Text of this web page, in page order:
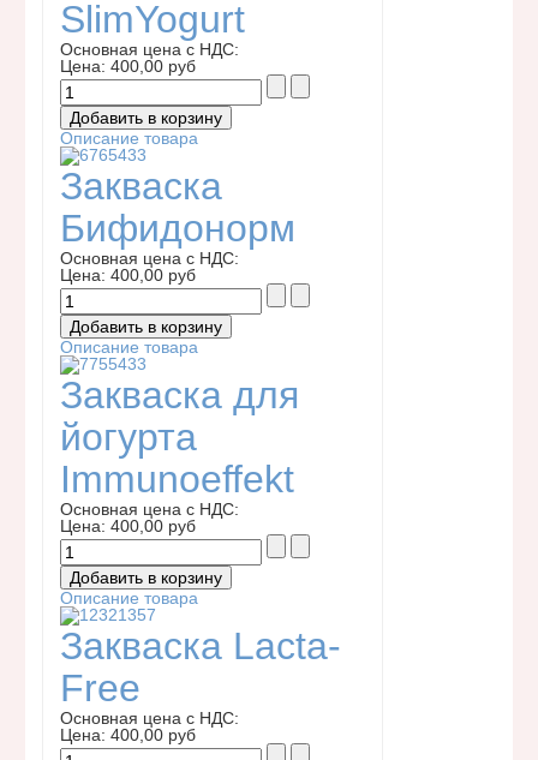
SlimYogurt
Основная цена с НДС:
Цена: 400,00 руб
Описание товара
Закваска
Бифидонорм
Основная цена с НДС:
Цена: 400,00 руб
Описание товара
Закваска для
йогурта
Immunoeffekt
Основная цена с НДС:
Цена: 400,00 руб
Описание товара
Закваска Lacta-
Free
Основная цена с НДС:
Цена: 400,00 руб